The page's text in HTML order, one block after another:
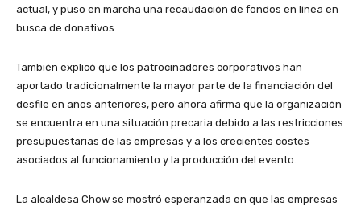
actual, y puso en marcha una recaudación de fondos en línea en
busca de donativos.
También explicó que los patrocinadores corporativos han
aportado tradicionalmente la mayor parte de la financiación del
desfile en años anteriores, pero ahora afirma que la organización
se encuentra en una situación precaria debido a las restricciones
presupuestarias de las empresas y a los crecientes costes
asociados al funcionamiento y la producción del evento.
La alcaldesa Chow se mostró esperanzada en que las empresas